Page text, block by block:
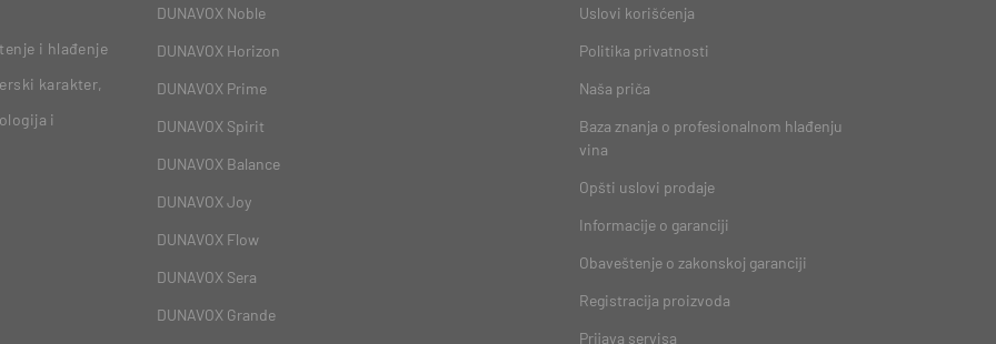
i hlađenje
karakter,
i
DUNAVOX Noble
DUNAVOX Horizon
DUNAVOX Prime
DUNAVOX Spirit
DUNAVOX Balance
DUNAVOX Joy
DUNAVOX Flow
DUNAVOX Sera
DUNAVOX Grande
Uslovi korišćenja
Politika privatnosti
Naša priča
Baza znanja o profesionalnom hlađenju
vina
Opšti uslovi prodaje
Informacije o garanciji
Obaveštenje o zakonskoj garanciji
Registracija proizvoda
Prijava servisa